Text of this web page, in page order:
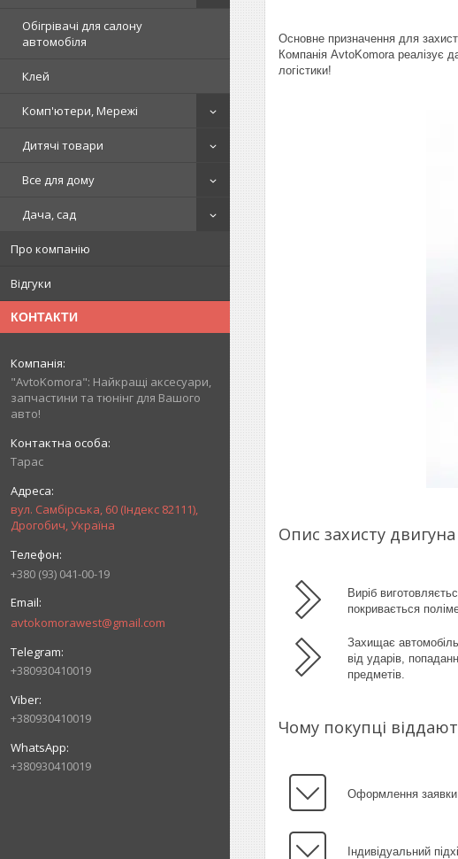
Обігрівачі для салону
автомобіля
Клей
Комп'ютери, Мережі
Дитячі товари
Все для дому
Дача, сад
Про компанію
Відгуки
КОНТАКТИ
"AvtoKomora": Найкращі аксесуари,
запчастини та тюнінг для Вашого
авто!
Тарас
вул. Самбірська, 60 (Індекс 82111),
Дрогобич, Україна
+380 (93) 041-00-19
avtokomorawest@gmail.com
+380930410019
+380930410019
+380930410019
Основне призначення для
Компанія AvtoKomora реалізує
логістики!
Опис захисту двигуна
Виріб
покривається
Захищає
від ударів,
предметів.
Чому покупці
Оформлення заявки
Індивідуальний